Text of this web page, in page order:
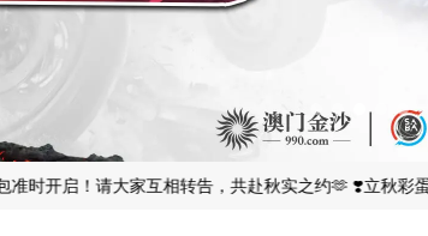
启！请大家互相转告，共赴秋实之约🫶 ❣️立秋彩蛋
5
5
2